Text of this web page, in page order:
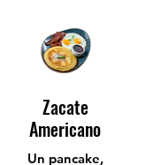
Zacate
Americano
Un pancake,